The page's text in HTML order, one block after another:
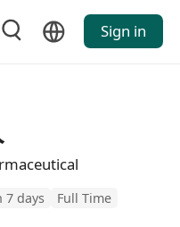
Sign in
7 days Full Time